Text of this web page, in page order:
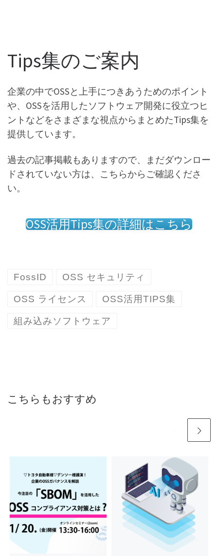
Tips集のご案内
企業の中でOSSと上手につきあうためのポイント
や、OSSを活用したソフトウェア開発に役立つヒ
ントなどをさまざまな視点からまとめたTips集を
提供しています。
過去の記事掲載もありますので、まだダウンロー
ドされていない方は、こちらからご確認くださ
い。
OSS活用Tips集の詳細はこちら
FossID OSS セキュリティ
OSS ライセンス OSS活用TIPS集
組み込みソフトウェア
こちらもおすすめ